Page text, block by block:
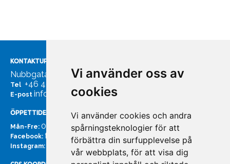
Vi använder oss av
cookies
Vi använder cookies och andra
spårningsteknologier för att
förbättra din surfupplevelse på
vår webbplats, för att visa dig
KONTAKTUPPGIFTER
Nubbgatan 7, 211 24 Malmö
Tel +46 40185561
E-post info@bachmans.se
ÖPPETTIDER
Mån-Fre: 07:00 - 16:00
Facebook: facebook.com/bachmans.se
Instagram: instagram.com/bachmans.se